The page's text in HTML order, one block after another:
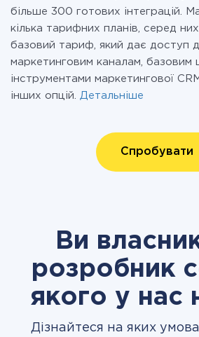
більше 300 готових інтеграцій.
кілька тарифних планів, серед
базовий тариф, який дає доступ
маркетинговим каналам, базовим
інструментами маркетингової
інших опцій. Детальніше
Спробувати
Ви
розробник
якого у нас
Дізнайтеся на яких